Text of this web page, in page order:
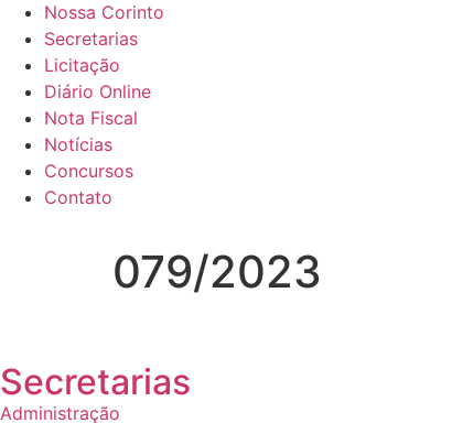
Nossa Corinto
Secretarias
Licitação
Diário Online
Nota Fiscal
Notícias
Concursos
Contato
079/2023
Secretarias
Administração